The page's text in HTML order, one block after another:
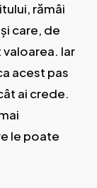
rămâi
care, de
Iar
acest pas
ai crede.
le poate